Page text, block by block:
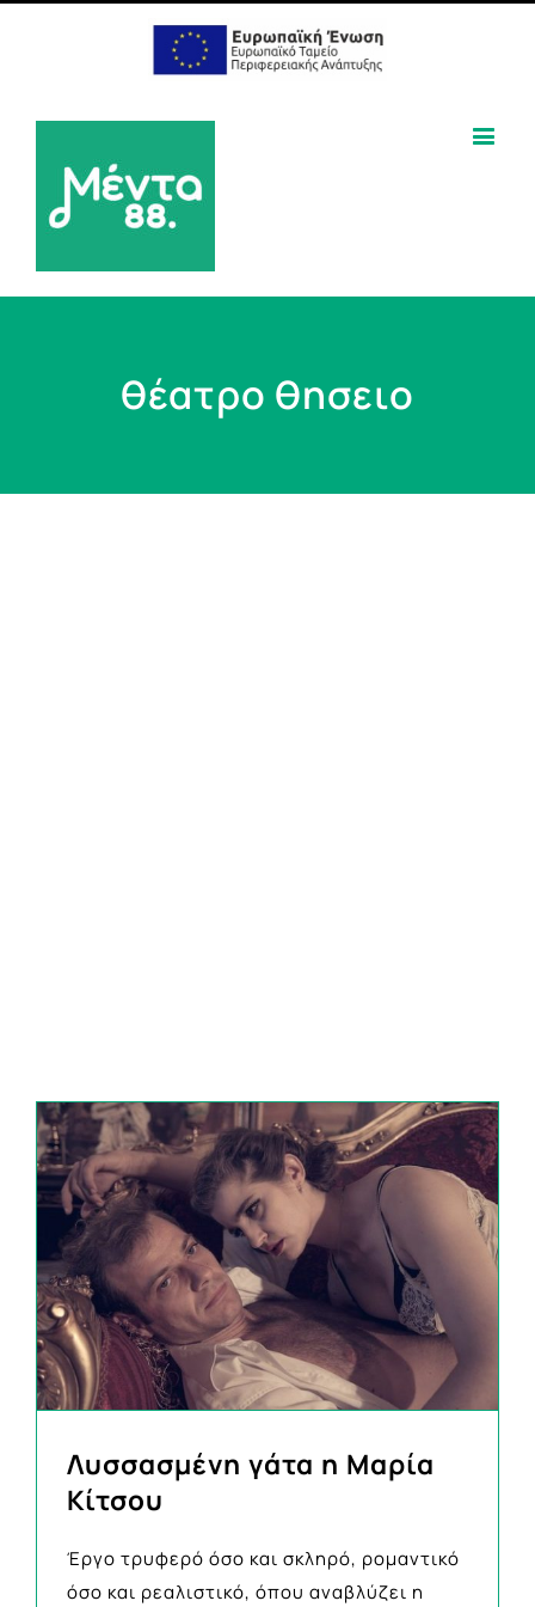
θέατρο θησειο
Λυσσασμένη γάτα η Μαρία
Κίτσου
Έργο τρυφερό όσο και σκληρό, ρομαντικό
όσο και ρεαλιστικό, όπου αναβλύζει η